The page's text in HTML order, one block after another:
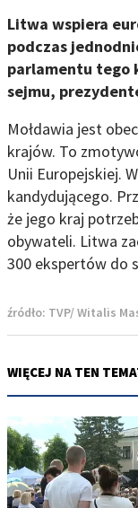
Litwa wspiera
podczas
parlamentu tego
sejmu,
Mołdawia jest
krajów. To
Unii Europejskiej.
kandydującego.
że jego kraj
obywateli. Litwa
300 ekspertów do
źródło: TVP/ Witalis
WIĘCEJ NA TEN